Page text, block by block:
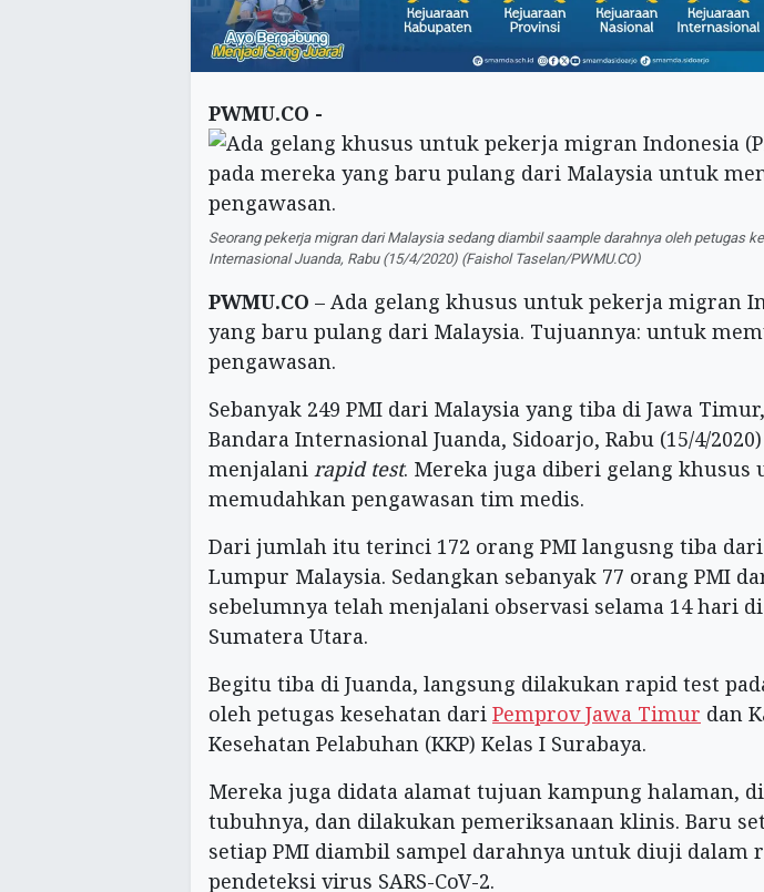
PWMU.CO -
Seorang pekerja migran dari Malaysia sedang diambil saample darahnya oleh petugas
Internasional Juanda, Rabu (15/4/2020) (Faishol Taselan/PWMU.CO)
PWMU.CO – Ada gelang khusus untuk pekerja migran
yang baru pulang dari Malaysia. Tujuannya: untuk
pengawasan.
Sebanyak 249 PMI dari Malaysia yang tiba di Jawa
Bandara Internasional Juanda, Sidoarjo, Rabu (15/4/
menjalani rapid test. Mereka juga diberi gelang khusus
memudahkan pengawasan tim medis.
Dari jumlah itu terinci 172 orang PMI langusng tiba
Lumpur Malaysia. Sedangkan sebanyak 77 orang PMI
sebelumnya telah menjalani observasi selama 14 hari
Sumatera Utara.
Begitu tiba di Juanda, langsung dilakukan rapid test
oleh petugas kesehatan dari Pemprov Jawa Timur dan
Kesehatan Pelabuhan (KKP) Kelas I Surabaya.
Mereka juga didata alamat tujuan kampung halaman,
tubuhnya, dan dilakukan pemeriksanaan klinis. Baru
setiap PMI diambil sampel darahnya untuk diuji dalam
pendeteksi virus SARS-CoV-2.